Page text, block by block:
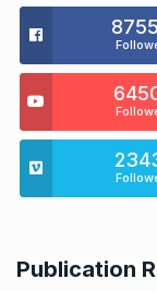
Publication